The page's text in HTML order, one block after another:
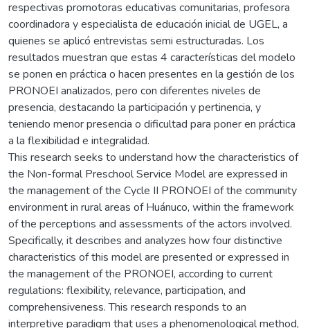
respectivas promotoras educativas comunitarias, profesora
coordinadora y especialista de educación inicial de UGEL, a
quienes se aplicó entrevistas semi estructuradas. Los
resultados muestran que estas 4 características del modelo
se ponen en práctica o hacen presentes en la gestión de los
PRONOEI analizados, pero con diferentes niveles de
presencia, destacando la participación y pertinencia, y
teniendo menor presencia o dificultad para poner en práctica
a la flexibilidad e integralidad.
This research seeks to understand how the characteristics of
the Non-formal Preschool Service Model are expressed in
the management of the Cycle II PRONOEI of the community
environment in rural areas of Huánuco, within the framework
of the perceptions and assessments of the actors involved.
Specifically, it describes and analyzes how four distinctive
characteristics of this model are presented or expressed in
the management of the PRONOEI, according to current
regulations: flexibility, relevance, participation, and
comprehensiveness. This research responds to an
interpretive paradigm that uses a phenomenological method,